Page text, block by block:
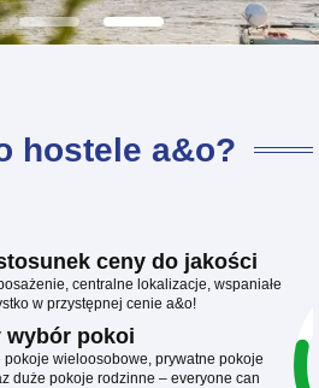
hostele a&o?
ceny do jakości
centralne lokalizacje, wspaniałe
w przystępnej cenie a&o!
wybór pokoi
pokoje wieloosobowe, prywatne pokoje
duże pokoje rodzinne – everyone can